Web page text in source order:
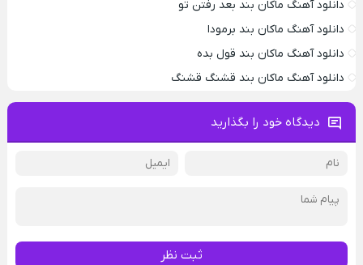
دانلود آهنگ ماکان بند بعد رفتن تو
دانلود آهنگ ماکان بند برمودا
دانلود آهنگ ماکان بند قول بده
دانلود آهنگ ماکان بند قشنگ قشنگ
دیدگاه خود را بگذارید
ثبت نظر